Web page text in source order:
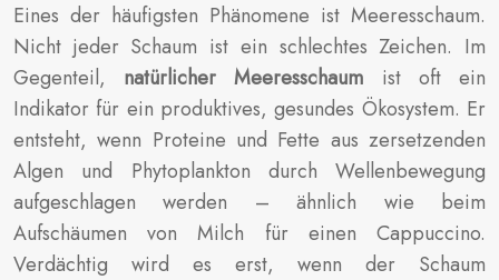
Eines der häufigsten Phänomene ist Meeresschaum.
Nicht jeder Schaum ist ein schlechtes Zeichen. Im
Gegenteil, natürlicher Meeresschaum ist oft ein
Indikator für ein produktives, gesundes Ökosystem. Er
entsteht, wenn Proteine und Fette aus zersetzenden
Algen und Phytoplankton durch Wellenbewegung
aufgeschlagen werden – ähnlich wie beim
Aufschäumen von Milch für einen Cappuccino.
Verdächtig wird es erst, wenn der Schaum